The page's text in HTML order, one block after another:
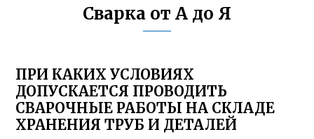
Сварка от А до Я
ПРИ КАКИХ УСЛОВИЯХ
ДОПУСКАЕТСЯ ПРОВОДИТЬ
СВАРОЧНЫЕ РАБОТЫ НА СКЛАДЕ
ХРАНЕНИЯ ТРУБ И ДЕТАЛЕЙ